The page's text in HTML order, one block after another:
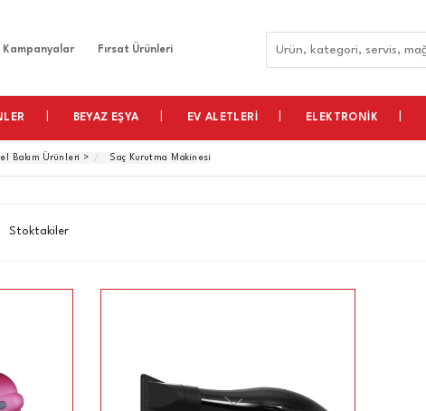
Kampanyalar Fırsat Ürünleri
BEYAZ EŞYA EV ALETLERİ ELEKTRONİK
Bakım Ürünleri > Saç Kurutma Makinesi
Stoktakiler